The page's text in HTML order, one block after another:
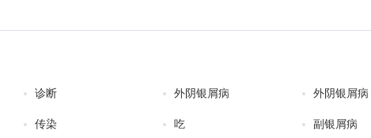
诊断 外阴银屑病 外阴银屑病
传染 吃 副银屑病